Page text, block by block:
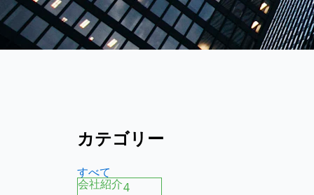
プ
カテゴリー
すべて
会社紹介4